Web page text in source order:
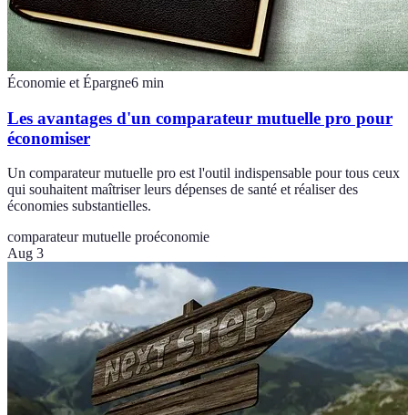
Économie et Épargne6 min
Les avantages d'un comparateur mutuelle pro pour
économiser
Un comparateur mutuelle pro est l'outil indispensable pour tous ceux
qui souhaitent maîtriser leurs dépenses de santé et réaliser des
économies substantielles.
comparateur mutuelle proéconomie
Aug 3